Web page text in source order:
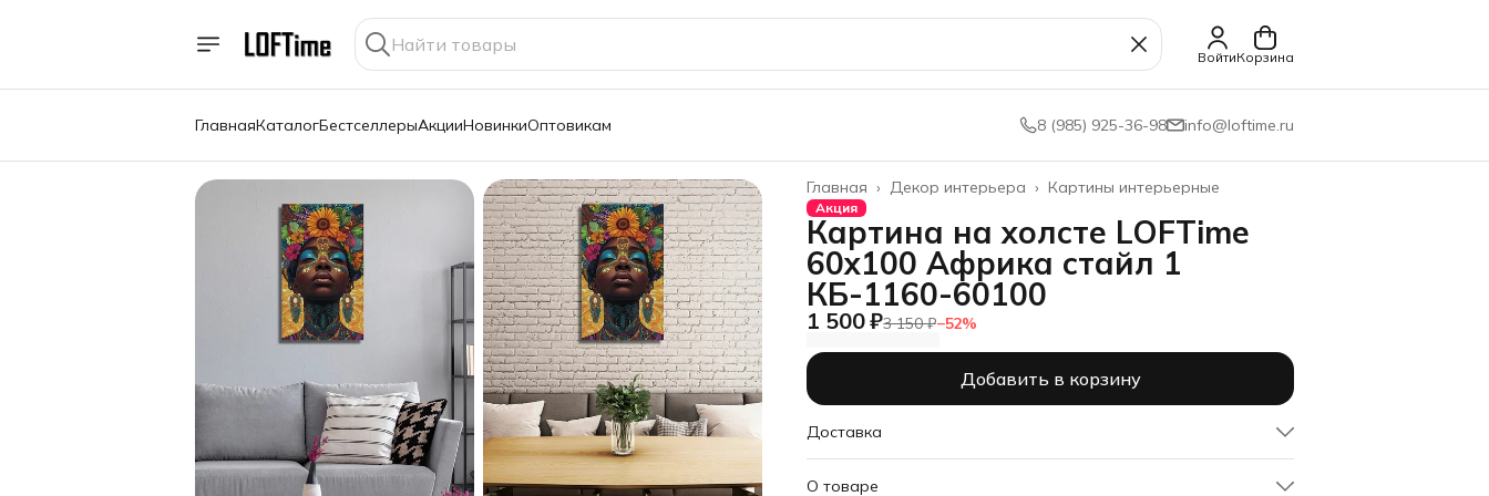
ВойтиКорзина
ГлавнаяКаталогБестселлерыАкцииНовинкиОптовикам 8 (985) 925-36-98 info@loftime.ru
Картины интерьерные
Декор интерьера ›
Главная ›
Акция
Картина на холсте LOFTime
60х100 Африка стайл 1
КБ-1160-60100
1 500 ₽3 150 ₽−52%
Добавить в корзину
Доставка
О товаре